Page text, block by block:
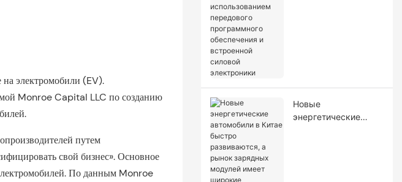
электромобили (EV).
Monroe Capital LLC по созданию
путем
свой бизнес». Основное
По данным Monroe
Новые
энергетические